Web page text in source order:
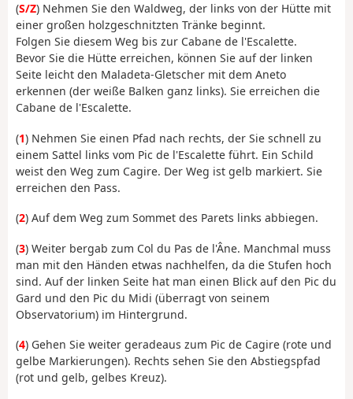
(S/Z) Nehmen Sie den Waldweg, der links von der Hütte mit
einer großen holzgeschnitzten Tränke beginnt.
Folgen Sie diesem Weg bis zur Cabane de l'Escalette.
Bevor Sie die Hütte erreichen, können Sie auf der linken
Seite leicht den Maladeta-Gletscher mit dem Aneto
erkennen (der weiße Balken ganz links). Sie erreichen die
Cabane de l'Escalette.
(1) Nehmen Sie einen Pfad nach rechts, der Sie schnell zu
einem Sattel links vom Pic de l'Escalette führt. Ein Schild
weist den Weg zum Cagire. Der Weg ist gelb markiert. Sie
erreichen den Pass.
(2) Auf dem Weg zum Sommet des Parets links abbiegen.
(3) Weiter bergab zum Col du Pas de l'Âne. Manchmal muss
man mit den Händen etwas nachhelfen, da die Stufen hoch
sind. Auf der linken Seite hat man einen Blick auf den Pic du
Gard und den Pic du Midi (überragt von seinem
Observatorium) im Hintergrund.
(4) Gehen Sie weiter geradeaus zum Pic de Cagire (rote und
gelbe Markierungen). Rechts sehen Sie den Abstiegspfad
(rot und gelb, gelbes Kreuz).